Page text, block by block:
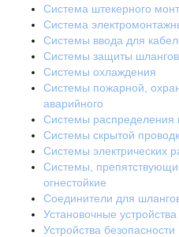
Система штекерного
Система
Системы ввода для
Системы защиты
Системы охлаждения
Системы пожарной,
аварийного
Системы распределения
Системы скрытой
Системы электрических
Системы,
огнестойкие
Соединители для
Установочные
Устройства безопасности